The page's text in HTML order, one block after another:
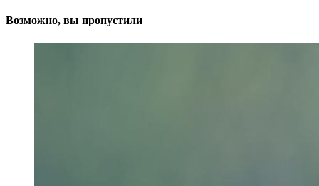
Возможно, вы пропустили